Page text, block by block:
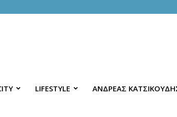
LIFESTYLE ΑΝΔΡΕΑΣ